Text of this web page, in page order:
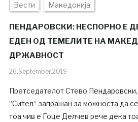
Вести Македонија
ПЕНДАРОВСКИ: НЕСПОРНО Е
ЕДЕН ОД ТЕМЕЛИТЕ НА
ДРЖАВНОСТ
26.September.2019
Претседателот Стево Пендаровски,
“Сител“ запрашан за можноста да
тоа чив е Гоце Делчев рече дека